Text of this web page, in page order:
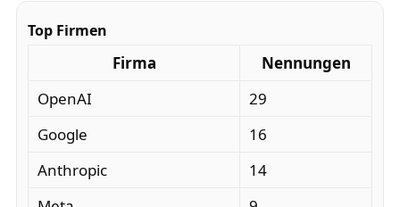
Top Firmen
Firma
Nennungen
OpenAI
29
Google
16
Anthropic
14